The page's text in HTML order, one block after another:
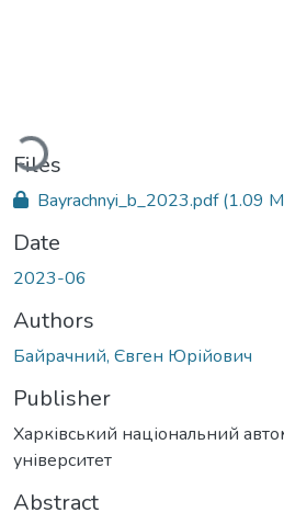
Loading...
Files
Bayrachnyi_b_2023.pdf(1.09
Date
2023-06
Authors
Байрачний, Євген Юрійович
Publisher
Харківський національний
університет
Abstract